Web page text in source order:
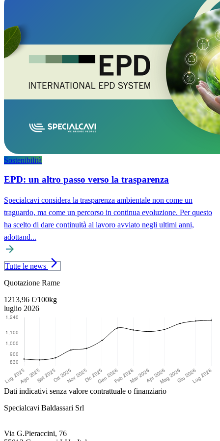
Sostenibilità
EPD: un altro passo verso la trasparenza
Specialcavi considera la trasparenza ambientale non come un
traguardo, ma come un percorso in continua evoluzione. Per questo
ha scelto di dare continuità al lavoro avviato negli ultimi anni,
adottand...
arrow_forward
Tutte le news arrow_forward_ios
Quotazione Rame
1213,96 €/100kg
luglio 2026
Dati indicativi senza valore contrattuale o finanziario
Specialcavi Baldassari Srl
Via G.Pieraccini, 76